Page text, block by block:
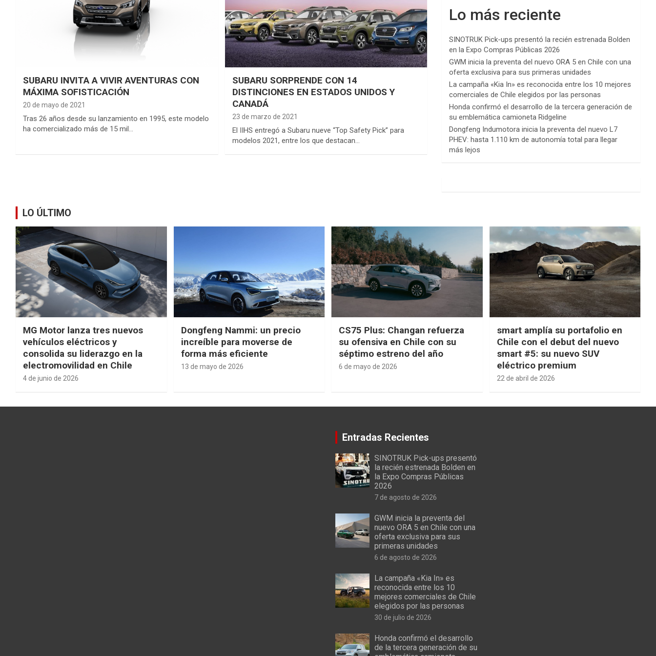
SUBARU INVITA A VIVIR AVENTURAS CON
MÁXIMA SOFISTICACIÓN
20 de mayo de 2021
Tras 26 años desde su lanzamiento en 1995, este modelo
ha comercializado más de 15 mil…
SUBARU SORPRENDE CON 14
DISTINCIONES EN ESTADOS UNIDOS Y
CANADÁ
23 de marzo de 2021
El IIHS entregó a Subaru nueve “Top Safety Pick” para
modelos 2021, entre los que destacan…
Lo más reciente
SINOTRUK Pick-ups presentó la recién estrenada Bolden
en la Expo Compras Públicas 2026
GWM inicia la preventa del nuevo ORA 5 en Chile con una
oferta exclusiva para sus primeras unidades
La campaña «Kia In» es reconocida entre los 10 mejores
comerciales de Chile elegidos por las personas
Honda confirmó el desarrollo de la tercera generación de
su emblemática camioneta Ridgeline
Dongfeng Indumotora inicia la preventa del nuevo L7
PHEV: hasta 1.110 km de autonomía total para llegar
más lejos
LO ÚLTIMO
MG Motor lanza tres nuevos
vehículos eléctricos y
consolida su liderazgo en la
electromovilidad en Chile
4 de junio de 2026
Dongfeng Nammi: un precio
increíble para moverse de
forma más eficiente
13 de mayo de 2026
CS75 Plus: Changan refuerza
su ofensiva en Chile con su
séptimo estreno del año
6 de mayo de 2026
smart amplía su portafolio en
Chile con el debut del nuevo
smart #5: su nuevo SUV
eléctrico premium
22 de abril de 2026
Entradas Recientes
SINOTRUK Pick-ups presentó
la recién estrenada Bolden en
la Expo Compras Públicas
2026
7 de agosto de 2026
GWM inicia la preventa del
nuevo ORA 5 en Chile con una
oferta exclusiva para sus
primeras unidades
6 de agosto de 2026
La campaña «Kia In» es
reconocida entre los 10
mejores comerciales de Chile
elegidos por las personas
30 de julio de 2026
Honda confirmó el desarrollo
de la tercera generación de su